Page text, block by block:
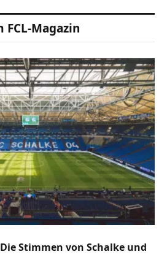
FCL-Magazin
Stimmen von Schalke und